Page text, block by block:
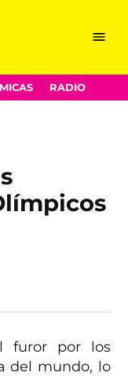
Menu
RADIO
furor por los
del mundo, lo